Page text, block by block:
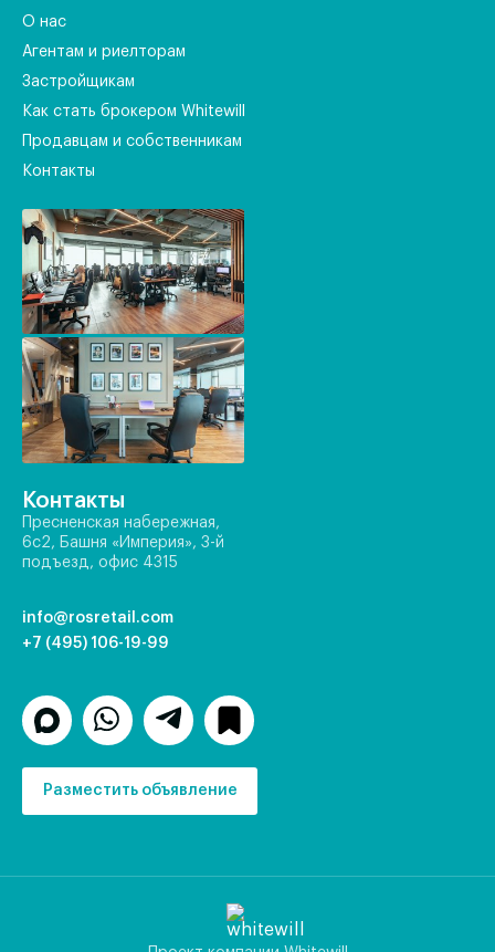
О нас
Агентам и риелторам
Застройщикам
Как стать брокером Whitewill
Продавцам и собственникам
Контакты
Контакты
Пресненская набережная,
6с2, Башня «Империя», 3-й
подъезд, офис 4315
info@rosretail.com
+7 (495) 106-19-99
Разместить объявление